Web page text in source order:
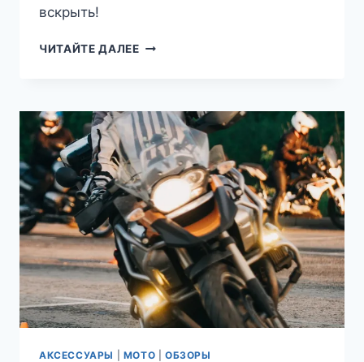
вскрыть!
ЧИТАЙТЕ ДАЛЕЕSIDI
ЧТО
ВНУТРИ
АКСЕССУАРЫ МОТО ОБЗОРЫ